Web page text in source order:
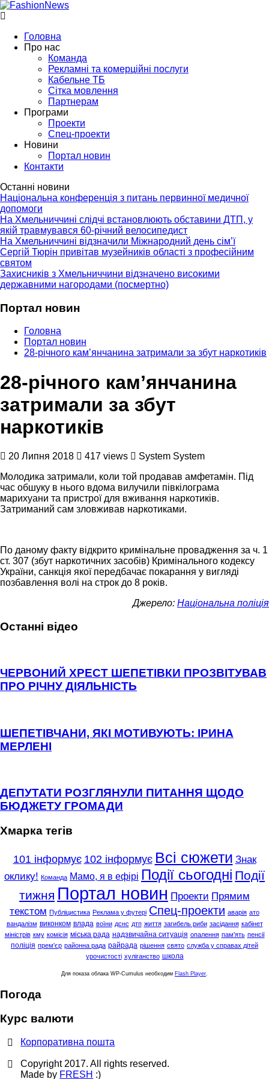
Головна
Про нас
Команда
Рекламні та комерційні послуги
Кабельне ТБ
Сітка мовлення
Партнерам
Програми
Проекти
Спец-проекти
Новини
Портал новин
Контакти
Останні новини
Національна конференція з питань первинної медичної
допомоги
На Хмельниччині слідчі встановлюють обставини ДТП, у
якій травмувався 60-річний велосипедист
На Хмельниччині відзначили Міжнародний день сім’ї
Сергій Тюрін привітав музейників області з професійним
святом
Захисників з Хмельниччини відзначено високими
державними нагородами (посмертно)
Портал новин
Головна
Портал новин
28-річного камʼянчанина затримали за збут наркотиків
28-річного камʼянчанина
затримали за збут
наркотиків
20 Липня 2018 417 views
System System
Молодика затримали, коли той продавав амфетамін. Під
час обшуку в нього вдома вилучили півкілограма
марихуани та пристрої для вживання наркотиків.
Затриманий сам зловживав наркотиками.
По даному факту відкрито кримінальне провадження за ч. 1
ст. 307 (збут наркотичних засобів) Кримінального кодексу
України, санкція якої передбачає покарання у вигляді
позбавлення волі на строк до 8 років.
Джерело: Національна поліція
Останні відео
ЧЕРВОНИЙ ХРЕСТ ШЕПЕТІВКИ ПРОЗВІТУВАВ
ПРО РІЧНУ ДІЯЛЬНІСТЬ
ШЕПЕТІВЧАНИ, ЯКІ МОТИВУЮТЬ: ІРИНА
МЕРЛЕНІ
ДЕПУТАТИ РОЗГЛЯНУЛИ ПИТАННЯ ЩОДО
БЮДЖЕТУ ГРОМАДИ
Хмарка тегів
101 інформує 102 інформує Всі сюжети Знак
оклику! Команда Мамо, я в ефірі Події сьогодні Події
тижня Портал новин Проекти Прямим
текстом Публіцистика Реклама у футері Спец-проекти аварія ато
вандалізм виконком влада воїни дснс дтп життя загибель риби засідання кабінет
міністрів кму комісія міська рада надзвичайна ситуація опалення пам'ять пенсії
поліція прем'єр районна рада райрада рішення свято служба у справах дітей
урочистості хуліганство школа
Для показа облака WP-Cumulus необходим Flash Player
Погода
Курс валюти
Корпоративна пошта
Copyright 2017. All rights reserved.
Made by FRESH :)